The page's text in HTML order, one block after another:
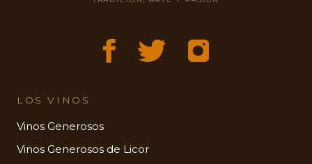
LOS VINOS
Vinos Generosos
Vinos Generosos de Licor